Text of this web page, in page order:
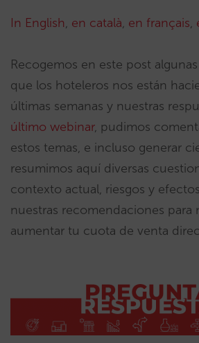
In English, en català, en français,
Recogemos en este post
que los hoteleros nos están
últimas semanas y nuestras
último webinar, pudimos
estos temas, e incluso generar
resumimos aquí diversas
contexto actual, riesgos y
nuestras recomendaciones para
aumentar tu cuota de venta